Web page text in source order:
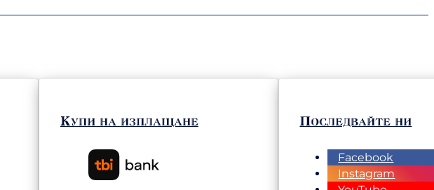
Купи на изплащане Последвайте ни
Facebook
Instagram